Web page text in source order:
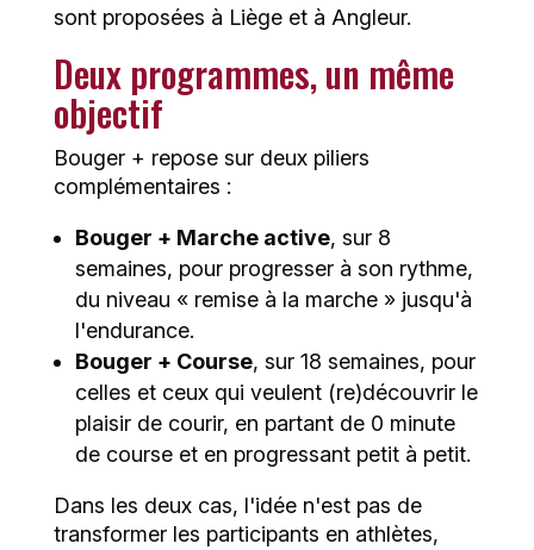
sont proposées à Liège et à Angleur.
Deux programmes, un même
objectif
Bouger + repose sur deux piliers
complémentaires :
Bouger + Marche active, sur 8
semaines, pour progresser à son rythme,
du niveau « remise à la marche » jusqu'à
l'endurance.
Bouger + Course, sur 18 semaines, pour
celles et ceux qui veulent (re)découvrir le
plaisir de courir, en partant de 0 minute
de course et en progressant petit à petit.
Dans les deux cas, l'idée n'est pas de
transformer les participants en athlètes,